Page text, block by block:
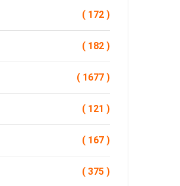
( 172 )
( 182 )
( 1677 )
( 121 )
( 167 )
( 375 )